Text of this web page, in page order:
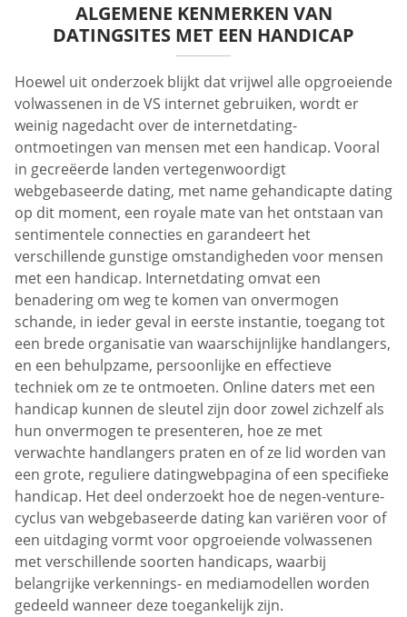
ALGEMENE KENMERKEN VAN
DATINGSITES MET EEN HANDICAP
Hoewel uit onderzoek blijkt dat vrijwel alle opgroeiende
volwassenen in de VS internet gebruiken, wordt er
weinig nagedacht over de internetdating-
ontmoetingen van mensen met een handicap. Vooral
in gecreëerde landen vertegenwoordigt
webgebaseerde dating, met name gehandicapte dating
op dit moment, een royale mate van het ontstaan van
sentimentele connecties en garandeert het
verschillende gunstige omstandigheden voor mensen
met een handicap. Internetdating omvat een
benadering om weg te komen van onvermogen
schande, in ieder geval in eerste instantie, toegang tot
een brede organisatie van waarschijnlijke handlangers,
en een behulpzame, persoonlijke en effectieve
techniek om ze te ontmoeten. Online daters met een
handicap kunnen de sleutel zijn door zowel zichzelf als
hun onvermogen te presenteren, hoe ze met
verwachte handlangers praten en of ze lid worden van
een grote, reguliere datingwebpagina of een specifieke
handicap. Het deel onderzoekt hoe de negen-venture-
cyclus van webgebaseerde dating kan variëren voor of
een uitdaging vormt voor opgroeiende volwassenen
met verschillende soorten handicaps, waarbij
belangrijke verkennings- en mediamodellen worden
gedeeld wanneer deze toegankelijk zijn.